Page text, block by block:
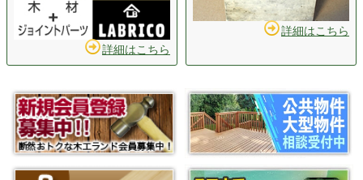
詳細はこちら
詳細はこちら